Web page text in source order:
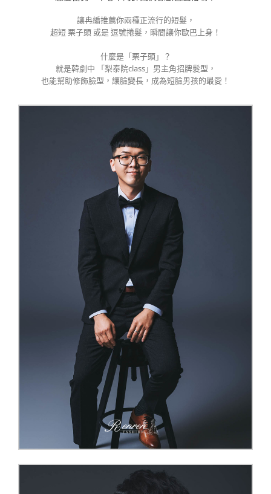
讓冉編推薦你兩種正流行的短髮，
超短 栗子頭 或是 逗號捲髮，瞬間讓你歐巴上身！
什麼是「栗子頭」？
就是韓劇中 「梨泰院class」男主角招牌髮型，
也能幫助修飾臉型，讓臉變長，成為短臉男孩的最愛！